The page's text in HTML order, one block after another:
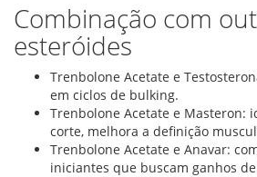
Combinação com
esteróides
Trenbolone Acetate e
em ciclos de bulking.
Trenbolone Acetate e Masteron:
corte, melhora a definição
Trenbolone Acetate e Anavar:
iniciantes que buscam ganhos